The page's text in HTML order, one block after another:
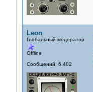
Leon
Глобальный модератор
Offline
Сообщений: 6,482